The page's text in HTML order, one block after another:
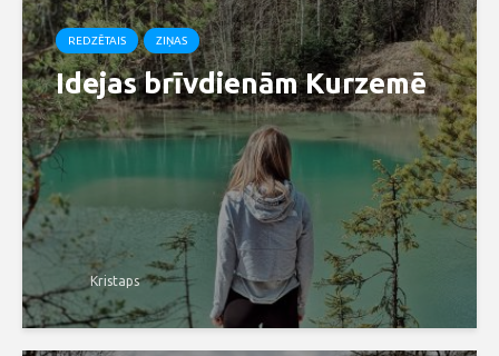
REDZĒTAIS ZIŅAS
Idejas brīvdienām Kurzemē
Kristaps